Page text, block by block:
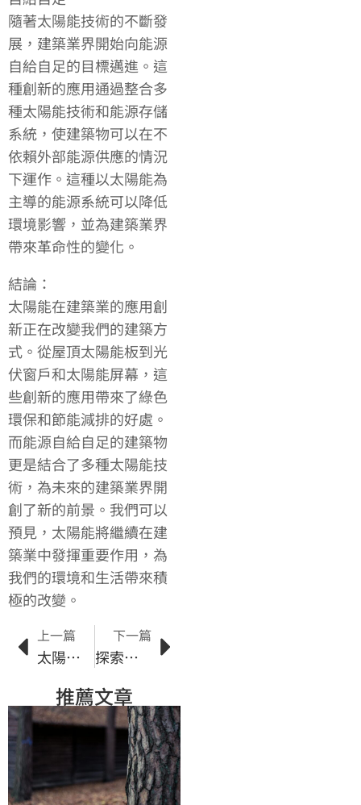
隨著太陽能技術的不斷發
展，建築業界開始向能源
自給自足的目標邁進。這
種創新的應用通過整合多
種太陽能技術和能源存儲
系統，使建築物可以在不
依賴外部能源供應的情況
下運作。這種以太陽能為
主導的能源系統可以降低
環境影響，並為建築業界
帶來革命性的變化。
結論：
太陽能在建築業的應用創
新正在改變我們的建築方
式。從屋頂太陽能板到光
伏窗戶和太陽能屏幕，這
些創新的應用帶來了綠色
環保和節能減排的好處。
而能源自給自足的建築物
更是結合了多種太陽能技
術，為未來的建築業界開
創了新的前景。我們可以
預見，太陽能將繼續在建
築業中發揮重要作用，為
我們的環境和生活帶來積
極的改變。
上一篇
太陽能研究對永續能源發展的影響
下一篇
探索太陽能市場的商機與挑戰
推薦文章